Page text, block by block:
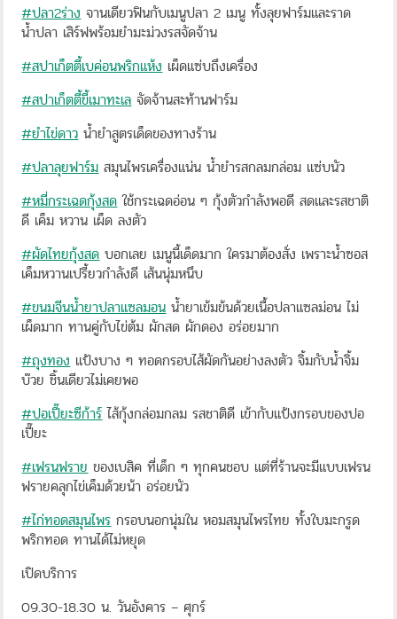
#ปลา2ร่าง จานเดียวฟินกับเมนูปลา 2 เมนู ทั้งลุยฟาร์มและราด
น้ำปลา เสิร์ฟพร้อมยำมะม่วงรสจัดจ้าน
#สปาเก็ตตี้เบค่อนพริกแห้ง เผ็ดแซ่บถึงเครื่อง
#สปาเก็ตตี้ขี้เมาทะเล จัดจ้านสะท้านฟาร์ม
#ยำไข่ดาว น้ำยำสูตรเด็ดของทางร้าน
#ปลาลุยฟาร์ม สมุนไพรเครื่องแน่น น้ำยำรสกลมกล่อม แซ่บนัว
#หมี่กระเฉดกุ้งสด ใช้กระเฉดอ่อน ๆ กุ้งตัวกำลังพอดี สดและรสชาติ
ดี เค็ม หวาน เผ็ด ลงตัว
#ผัดไทยกุ้งสด บอกเลย เมนูนี้เด็ดมาก ใครมาต้องสั่ง เพราะน้ำซอส
เค็มหวานเปรี้ยวกำลังดี เส้นนุ่มหนึบ
#ขนมจีนน้ำยาปลาแซลมอน น้ำยาเข้มข้นด้วยเนื้อปลาแซลม่อน ไม่
เผ็ดมาก ทานคู่กับไข่ต้ม ผักสด ผักดอง อร่อยมาก
#ถุงทอง แป้งบาง ๆ ทอดกรอบไส้ผัดกันอย่างลงตัว จิ้มกับน้ำจิ้ม
บ๊วย ชิ้นเดียวไม่เคยพอ
#ปอเปี๊ยะซีก้าร์ ไส้กุ้งกล่อมกลม รสชาติดี เข้ากับแป้งกรอบของปอ
เปี๊ยะ
#เฟรนฟราย ของเบสิค ที่เด็ก ๆ ทุกคนชอบ แต่ที่ร้านจะมีแบบเฟรน
ฟรายคลุกไข่เค็มด้วยน้า อร่อยนัว
#ไก่ทอดสมุนไพร กรอบนอกนุ่มใน หอมสมุนไพรไทย ทั้งใบมะกรูด
พริกทอด ทานได้ไม่หยุด
เปิดบริการ
09.30-18.30 น. วันอังคาร – ศุกร์